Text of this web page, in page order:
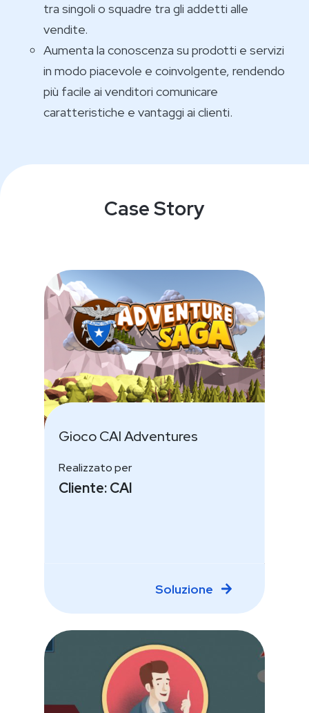
tra singoli o squadre tra gli addetti alle
vendite.
Aumenta la conoscenza su prodotti e servizi
in modo piacevole e coinvolgente, rendendo
più facile ai venditori comunicare
caratteristiche e vantaggi ai clienti.
Case Story
Gioco CAI Adventures
Realizzato per
Cliente: CAI
Soluzione